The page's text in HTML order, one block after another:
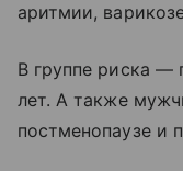
аритмии,
В группе риска —
лет. А также
постменопаузе и